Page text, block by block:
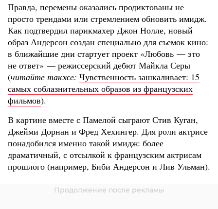
Правда, перемены оказались продиктованы не
просто трендами или стремлением обновить имидж.
Как подтвердил парикмахер Джон Нолле, новый
образ Андерсон создан специально для съемок кино:
в ближайшие дни стартует проект «Любовь — это
не ответ» — режиссерский дебют Майкла Серы
(читайте также: Чувственность зашкаливает: 15
самых соблазнительных образов из французских
фильмов).
В картине вместе с Памелой сыграют Стив Куган,
Джейми Дорнан и Фред Хехингер. Для роли актрисе
понадобился именно такой имидж: более
драматичный, с отсылкой к французским актрисам
прошлого (например, Биби Андерсон и Лив Ульман).